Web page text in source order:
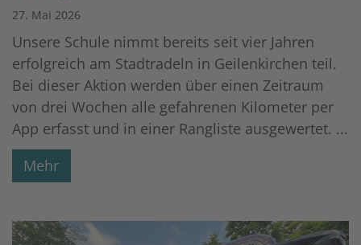
27. Mai 2026
Unsere Schule nimmt bereits seit vier Jahren
erfolgreich am Stadtradeln in Geilenkirchen teil.
Bei dieser Aktion werden über einen Zeitraum
von drei Wochen alle gefahrenen Kilometer per
App erfasst und in einer Rangliste ausgewertet. ...
Mehr